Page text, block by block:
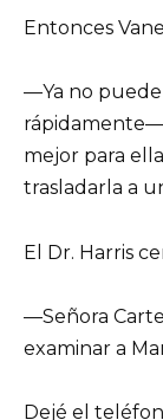
Entonces
—Ya no
mejor para
trasladarla a
El Dr. Harris
—Señora
examinar a
Dejé el